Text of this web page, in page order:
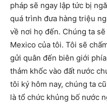
pháp sẽ ngay lập tức bị
quá trình đưa hàng triệu
về nơi họ đến. Chúng ta
Mexico của tôi. Tôi sẽ
gửi quân đến biên giới
thảm khốc vào đất nước
tôi ký hôm nay, chúng ta
là tổ chức khủng bố nước